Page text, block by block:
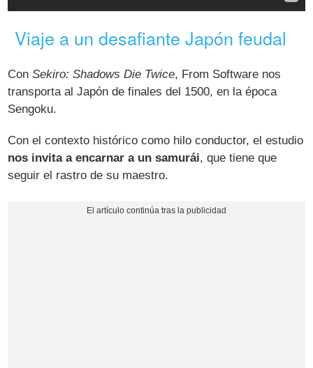
Viaje a un desafiante Japón feudal
ConSekiro: Shadows Die Twice, From Software nos
transporta al Japón de finales del 1500, en la época
Sengoku.
Con el contexto histórico como hilo conductor, el estudio
nos invita a encarnar a un samurái, que tiene que
seguir el rastro de su maestro.